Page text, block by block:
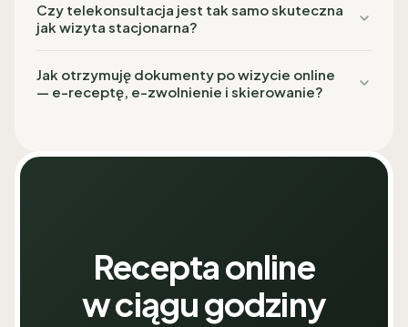
Czy telekonsultacja jest tak samo skuteczna
jak wizyta stacjonarna?
Jak otrzymuję dokumenty po wizycie online
— e-receptę, e-zwolnienie i skierowanie?
Recepta online
w ciągu godziny